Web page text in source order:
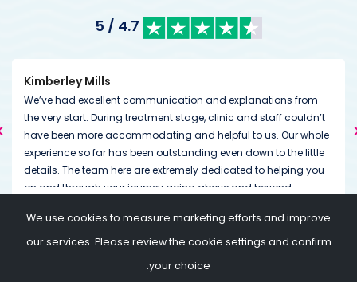
4.7 / 5
Kimberley Mills
We’ve had excellent communication and explanations from
the very start. During treatment stage, clinic and staff couldn’t
have been more accommodating and helpful to us. Our whole
experience so far has been outstanding even down to the little
details. The team here are extremely dedicated to helping you
on and through your journey going above and beyond
needed.
We use cookies to measure marketing efforts and improve
our services. Please review the cookie settings and confirm
your choice.